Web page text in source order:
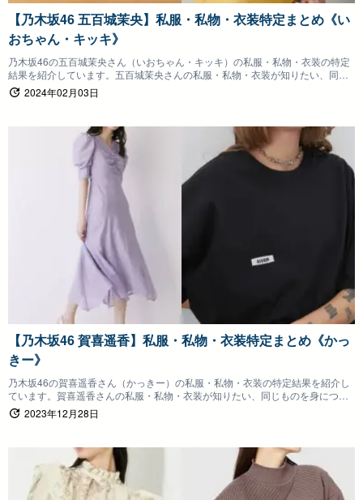
【乃木坂46 五百城茉央】私服・私物・衣装特定まとめ《い
おちゃん・キッキ》
乃木坂46の五百城茉央さん（いおちゃん・キッキ）の私服・私物・衣装の特定
結果を紹介しています。五百城茉央さんの私服・私物・衣装が知りたい、同じ
ものを身につけたいファンの方は参考にしていただけると嬉しいです。
2024年02月03日
【乃木坂46 賀喜遥香】私服・私物・衣装特定まとめ《かっ
きー》
乃木坂46の賀喜遥香さん（かっきー）の私服・私物・衣装の特定結果を紹介し
ています。賀喜遥香さんの私服・私物・衣装が知りたい、同じものを身につけ
たいファンの方は参考にしていただけると嬉しいです。
2023年12月28日